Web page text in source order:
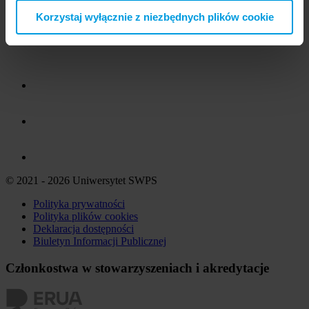
Korzystaj wyłącznie z niezbędnych plików cookie
© 2021 - 2026 Uniwersytet SWPS
Polityka prywatności
Polityka plików cookies
Deklaracja dostępności
Biuletyn Informacji Publicznej
Członkostwa w stowarzyszeniach i akredytacje